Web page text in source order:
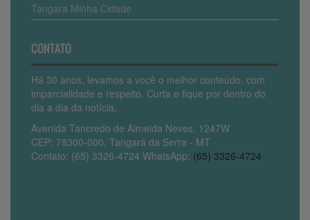
Tangara Minha Cidade
CONTATO
Há 30 anos, levamos a você o melhor conteúdo, com
imparcialidade e respeito. Curta e fique por dentro do
dia a dia da notícia.
Avenida Tancredo de Almeida Neves, 1247W
CEP: 78300-000, Tangará da Serra - MT
Contato: (65) 3326-4724 WhatsApp: (65) 3326-4724